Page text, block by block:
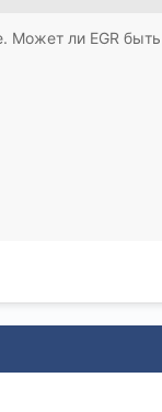
ли EGR